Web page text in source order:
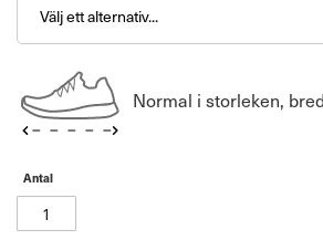
Normal i storleken,
Antal